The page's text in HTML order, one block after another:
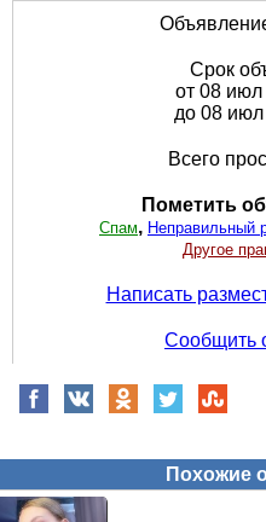
Срок
от 08
до 08
Всего
Пометить
Спам, Неправильный
Другое
Написать
Сообщить
Похожие